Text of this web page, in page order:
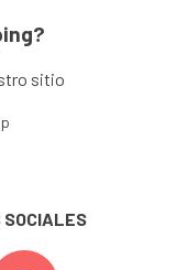
sitio
SOCIALES